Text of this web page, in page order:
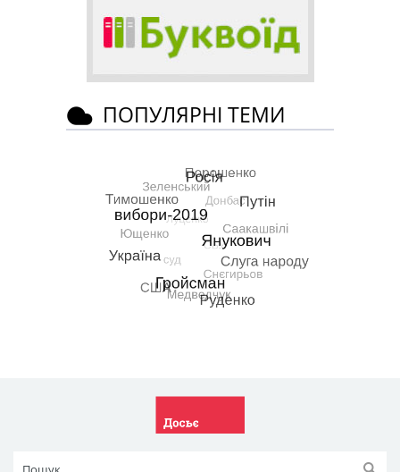
ПОПУЛЯРНІ ТЕМИ